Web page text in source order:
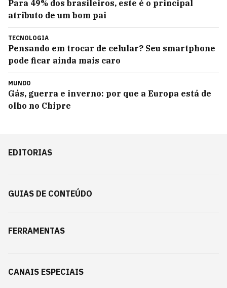
Para 49% dos brasileiros, este é o principal
atributo de um bom pai
TECNOLOGIA
Pensando em trocar de celular? Seu smartphone
pode ficar ainda mais caro
MUNDO
Gás, guerra e inverno: por que a Europa está de
olho no Chipre
EDITORIAS
GUIAS DE CONTEÚDO
FERRAMENTAS
CANAIS ESPECIAIS